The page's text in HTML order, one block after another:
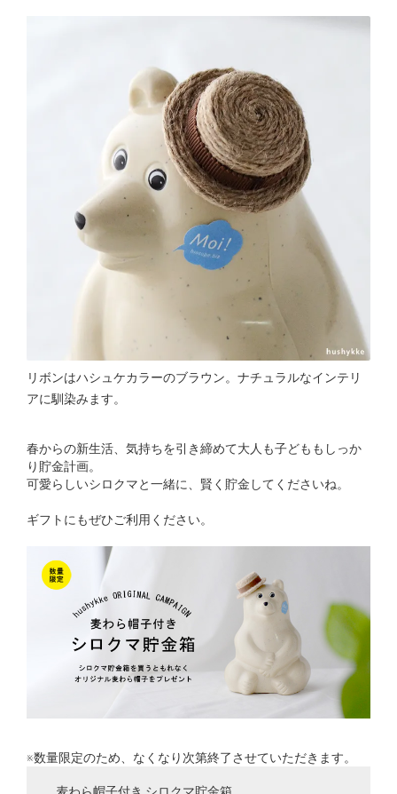
リボンはハシュケカラーのブラウン。ナチュラルなインテリ
アに馴染みます。
春からの新生活、気持ちを引き締めて大人も子どももしっか
り貯金計画。
可愛らしいシロクマと一緒に、賢く貯金してくださいね。
ギフトにもぜひご利用ください。
※数量限定のため、なくなり次第終了させていただきます。
麦わら帽子付き シロクマ貯金箱